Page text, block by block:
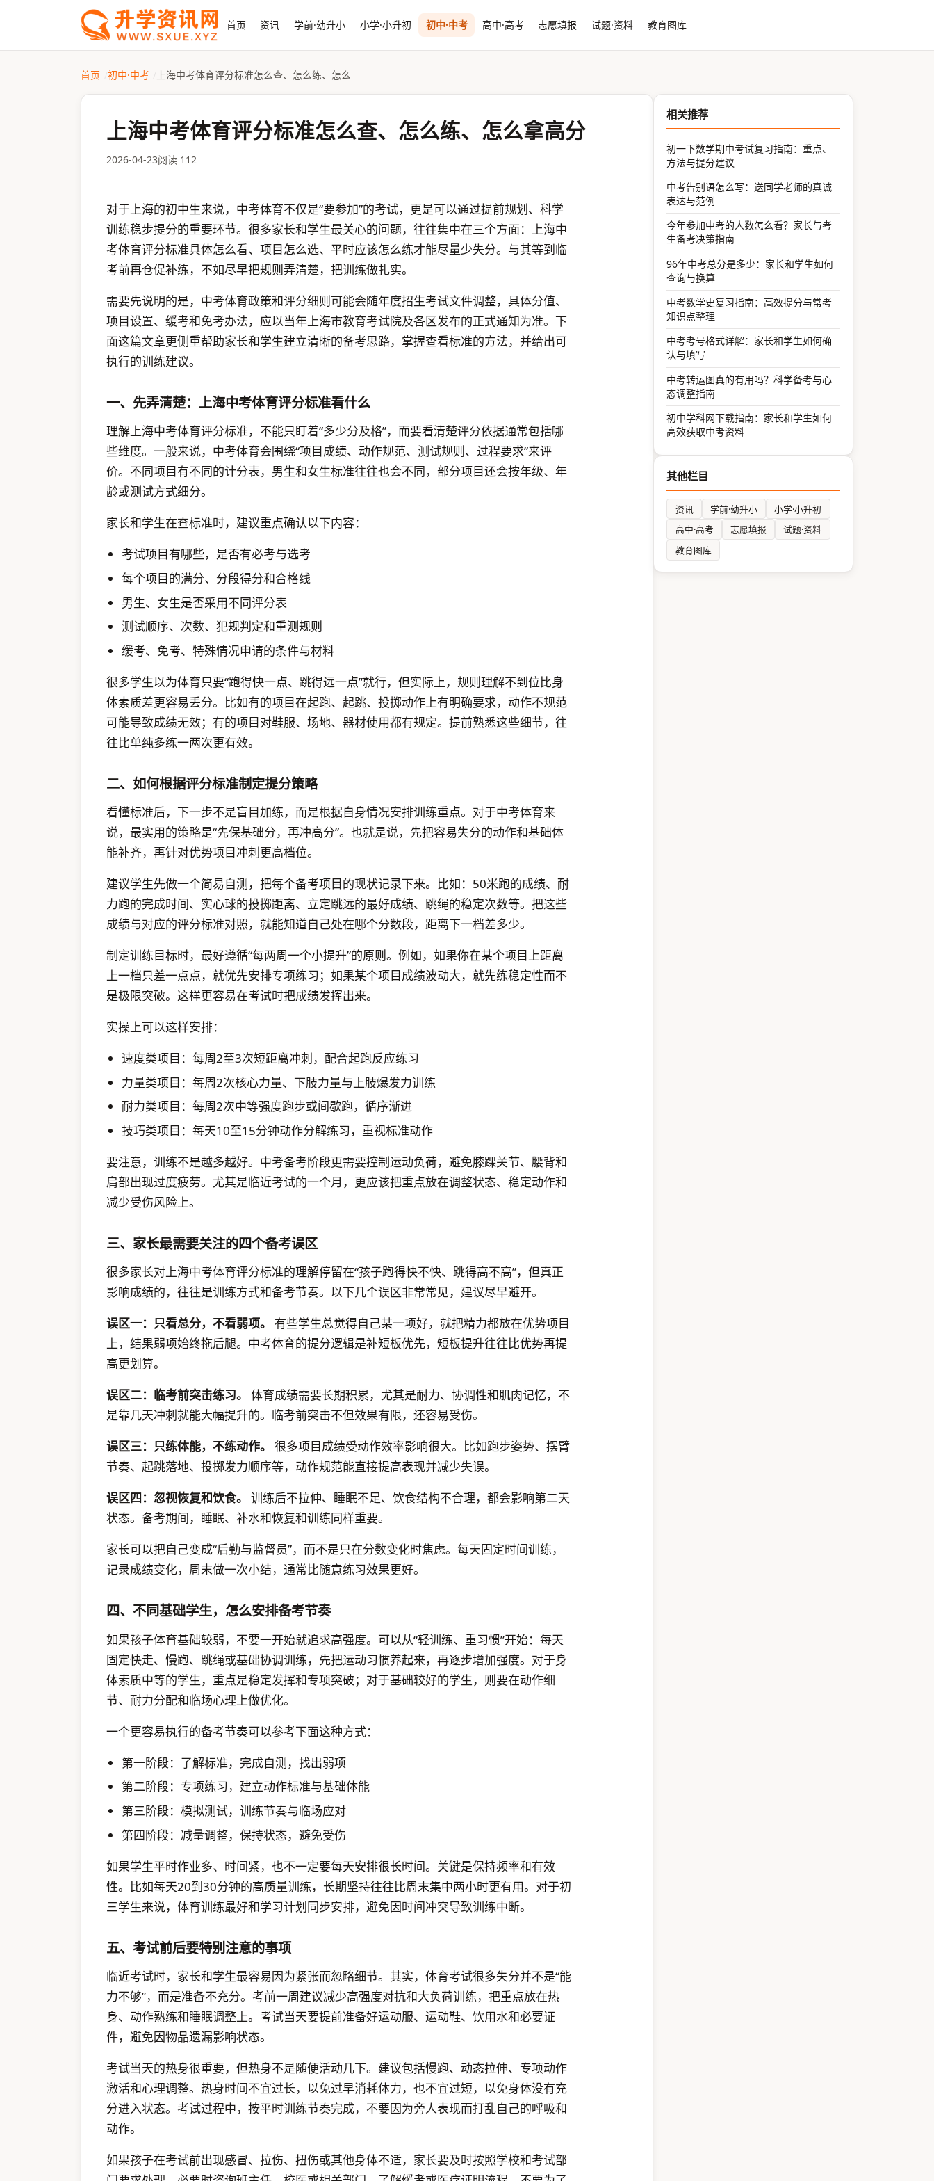
首页 资讯 学前·幼升小 小学·小升初 初中·中考 高中·高考 志愿填报 试题·资料 教育图库
首页 初中·中考 上海中考体育评分标准怎么查、怎么练、怎么
上海中考体育评分标准怎么查、怎么练、怎么拿高分
2026-04-23阅读 112
对于上海的初中生来说，中考体育不仅是“要参加”的考试，更是可以通过提前规划、科学
训练稳步提分的重要环节。很多家长和学生最关心的问题，往往集中在三个方面：上海中
考体育评分标准具体怎么看、项目怎么选、平时应该怎么练才能尽量少失分。与其等到临
考前再仓促补练，不如尽早把规则弄清楚，把训练做扎实。
需要先说明的是，中考体育政策和评分细则可能会随年度招生考试文件调整，具体分值、
项目设置、缓考和免考办法，应以当年上海市教育考试院及各区发布的正式通知为准。下
面这篇文章更侧重帮助家长和学生建立清晰的备考思路，掌握查看标准的方法，并给出可
执行的训练建议。
一、先弄清楚：上海中考体育评分标准看什么
理解上海中考体育评分标准，不能只盯着“多少分及格”，而要看清楚评分依据通常包括哪
些维度。一般来说，中考体育会围绕“项目成绩、动作规范、测试规则、过程要求”来评
价。不同项目有不同的计分表，男生和女生标准往往也会不同，部分项目还会按年级、年
龄或测试方式细分。
家长和学生在查标准时，建议重点确认以下内容：
考试项目有哪些，是否有必考与选考
每个项目的满分、分段得分和合格线
男生、女生是否采用不同评分表
测试顺序、次数、犯规判定和重测规则
缓考、免考、特殊情况申请的条件与材料
很多学生以为体育只要“跑得快一点、跳得远一点”就行，但实际上，规则理解不到位比身
体素质差更容易丢分。比如有的项目在起跑、起跳、投掷动作上有明确要求，动作不规范
可能导致成绩无效；有的项目对鞋服、场地、器材使用都有规定。提前熟悉这些细节，往
往比单纯多练一两次更有效。
二、如何根据评分标准制定提分策略
看懂标准后，下一步不是盲目加练，而是根据自身情况安排训练重点。对于中考体育来
说，最实用的策略是“先保基础分，再冲高分”。也就是说，先把容易失分的动作和基础体
能补齐，再针对优势项目冲刺更高档位。
建议学生先做一个简易自测，把每个备考项目的现状记录下来。比如：50米跑的成绩、耐
力跑的完成时间、实心球的投掷距离、立定跳远的最好成绩、跳绳的稳定次数等。把这些
成绩与对应的评分标准对照，就能知道自己处在哪个分数段，距离下一档差多少。
制定训练目标时，最好遵循“每两周一个小提升”的原则。例如，如果你在某个项目上距离
上一档只差一点点，就优先安排专项练习；如果某个项目成绩波动大，就先练稳定性而不
是极限突破。这样更容易在考试时把成绩发挥出来。
实操上可以这样安排：
速度类项目：每周2至3次短距离冲刺，配合起跑反应练习
力量类项目：每周2次核心力量、下肢力量与上肢爆发力训练
耐力类项目：每周2次中等强度跑步或间歇跑，循序渐进
技巧类项目：每天10至15分钟动作分解练习，重视标准动作
要注意，训练不是越多越好。中考备考阶段更需要控制运动负荷，避免膝踝关节、腰背和
肩部出现过度疲劳。尤其是临近考试的一个月，更应该把重点放在调整状态、稳定动作和
减少受伤风险上。
三、家长最需要关注的四个备考误区
很多家长对上海中考体育评分标准的理解停留在“孩子跑得快不快、跳得高不高”，但真正
影响成绩的，往往是训练方式和备考节奏。以下几个误区非常常见，建议尽早避开。
误区一：只看总分，不看弱项。
有些学生总觉得自己某一项好，就把精力都放在优势项目
上，结果弱项始终拖后腿。中考体育的提分逻辑是补短板优先，短板提升往往比优势再提
高更划算。
误区二：临考前突击练习。
体育成绩需要长期积累，尤其是耐力、协调性和肌肉记忆，不
是靠几天冲刺就能大幅提升的。临考前突击不但效果有限，还容易受伤。
误区三：只练体能，不练动作。
很多项目成绩受动作效率影响很大。比如跑步姿势、摆臂
节奏、起跳落地、投掷发力顺序等，动作规范能直接提高表现并减少失误。
误区四：忽视恢复和饮食。
训练后不拉伸、睡眠不足、饮食结构不合理，都会影响第二天
状态。备考期间，睡眠、补水和恢复和训练同样重要。
家长可以把自己变成“后勤与监督员”，而不是只在分数变化时焦虑。每天固定时间训练，
记录成绩变化，周末做一次小结，通常比随意练习效果更好。
四、不同基础学生，怎么安排备考节奏
如果孩子体育基础较弱，不要一开始就追求高强度。可以从“轻训练、重习惯”开始：每天
固定快走、慢跑、跳绳或基础协调训练，先把运动习惯养起来，再逐步增加强度。对于身
体素质中等的学生，重点是稳定发挥和专项突破；对于基础较好的学生，则要在动作细
节、耐力分配和临场心理上做优化。
一个更容易执行的备考节奏可以参考下面这种方式：
第一阶段：了解标准，完成自测，找出弱项
第二阶段：专项练习，建立动作标准与基础体能
第三阶段：模拟测试，训练节奏与临场应对
第四阶段：减量调整，保持状态，避免受伤
如果学生平时作业多、时间紧，也不一定要每天安排很长时间。关键是保持频率和有效
性。比如每天20到30分钟的高质量训练，长期坚持往往比周末集中两小时更有用。对于初
三学生来说，体育训练最好和学习计划同步安排，避免因时间冲突导致训练中断。
五、考试前后要特别注意的事项
临近考试时，家长和学生最容易因为紧张而忽略细节。其实，体育考试很多失分并不是“能
力不够”，而是准备不充分。考前一周建议减少高强度对抗和大负荷训练，把重点放在热
身、动作熟练和睡眠调整上。考试当天要提前准备好运动服、运动鞋、饮用水和必要证
件，避免因物品遗漏影响状态。
考试当天的热身很重要，但热身不是随便活动几下。建议包括慢跑、动态拉伸、专项动作
激活和心理调整。热身时间不宜过长，以免过早消耗体力，也不宜过短，以免身体没有充
分进入状态。考试过程中，按平时训练节奏完成，不要因为旁人表现而打乱自己的呼吸和
动作。
如果孩子在考试前出现感冒、拉伤、扭伤或其他身体不适，家长要及时按照学校和考试部
相关推荐
初一下数学期中考试复习指南：重点、
方法与提分建议
中考告别语怎么写：送同学老师的真诚
表达与范例
今年参加中考的人数怎么看？家长与考
生备考决策指南
96年中考总分是多少：家长和学生如何
查询与换算
中考数学史复习指南：高效提分与常考
知识点整理
中考考号格式详解：家长和学生如何确
认与填写
中考转运图真的有用吗？科学备考与心
态调整指南
初中学科网下载指南：家长和学生如何
高效获取中考资料
其他栏目
资讯 学前·幼升小
小学·小升初
高中·高考
志愿填报
试题·资料
教育图库